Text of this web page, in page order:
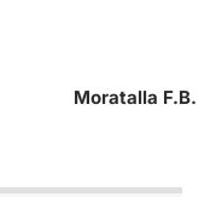
Moratalla F.B.